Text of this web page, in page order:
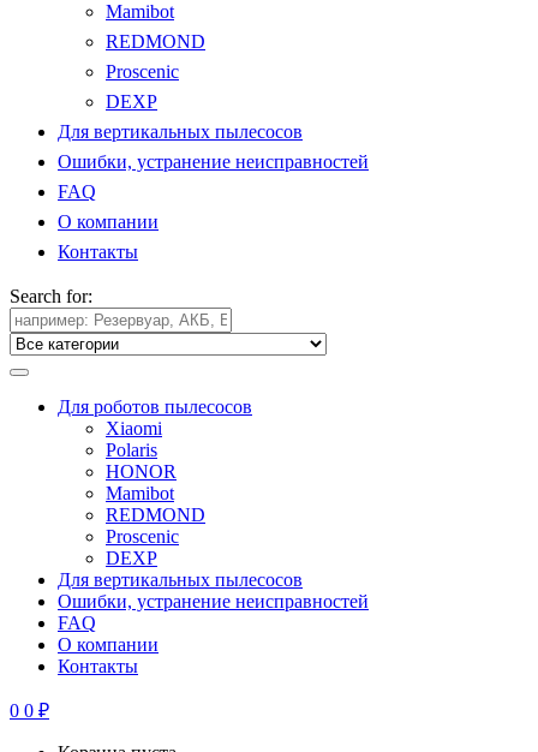
Mamibot
REDMOND
Proscenic
DEXP
Для вертикальных пылесосов
Ошибки, устранение неисправностей
FAQ
О компании
Контакты
Search for:
Для роботов пылесосов
Xiaomi
Polaris
HONOR
Mamibot
REDMOND
Proscenic
DEXP
Для вертикальных пылесосов
Ошибки, устранение неисправностей
FAQ
О компании
Контакты
0 0 ₽